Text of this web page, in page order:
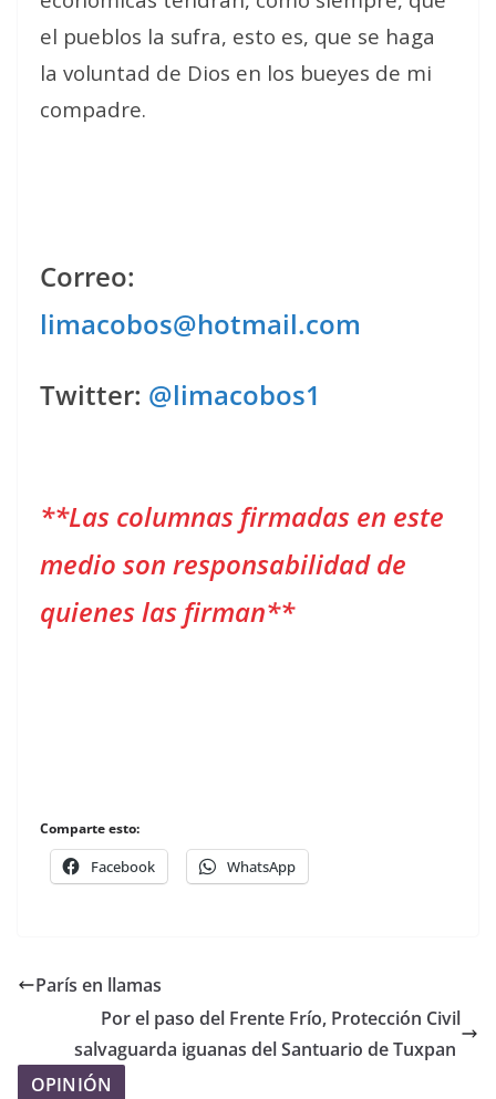
el pueblos la sufra, esto es, que se haga
la voluntad de Dios en los bueyes de mi
compadre.
Correo:
limacobos@hotmail.com
Twitter: @limacobos1
**Las columnas firmadas en este
medio son responsabilidad de
quienes las firman**
Comparte esto:
Facebook WhatsApp
París en llamas
Por el paso del Frente Frío, Protección Civil
salvaguarda iguanas del Santuario de Tuxpan
OPINIÓN